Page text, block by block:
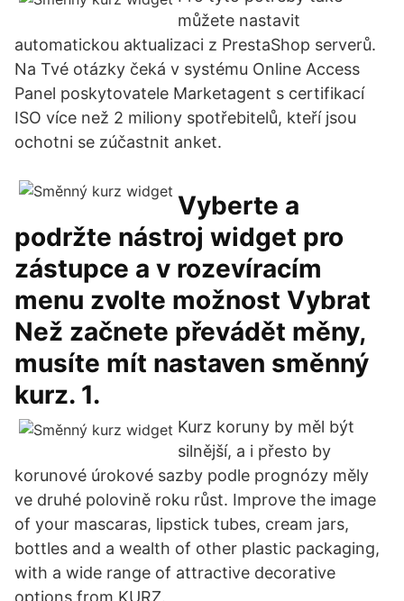
můžete nastavit
automatickou aktualizaci z PrestaShop serverů.
Na Tvé otázky čeká v systému Online Access
Panel poskytovatele Marketagent s certifikací
ISO více než 2 miliony spotřebitelů, kteří jsou
ochotni se zúčastnit anket.
Vyberte a
podržte nástroj widget pro
zástupce a v rozevíracím
menu zvolte možnost Vybrat
Než začnete převádět měny,
musíte mít nastaven směnný
kurz. 1.
Kurz koruny by měl být
silnější, a i přesto by
korunové úrokové sazby podle prognózy měly
ve druhé polovině roku růst. Improve the image
of your mascaras, lipstick tubes, cream jars,
bottles and a wealth of other plastic packaging,
with a wide range of attractive decorative
options from KURZ.